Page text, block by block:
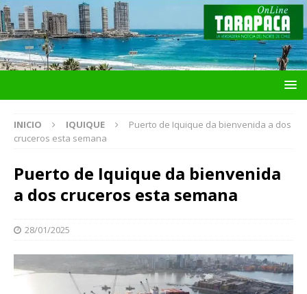
INICIO IQUIQUE
Puerto de Iquique da bienvenida a dos
cruceros esta semana
Puerto de Iquique da bienvenida
a dos cruceros esta semana
28/01/2025